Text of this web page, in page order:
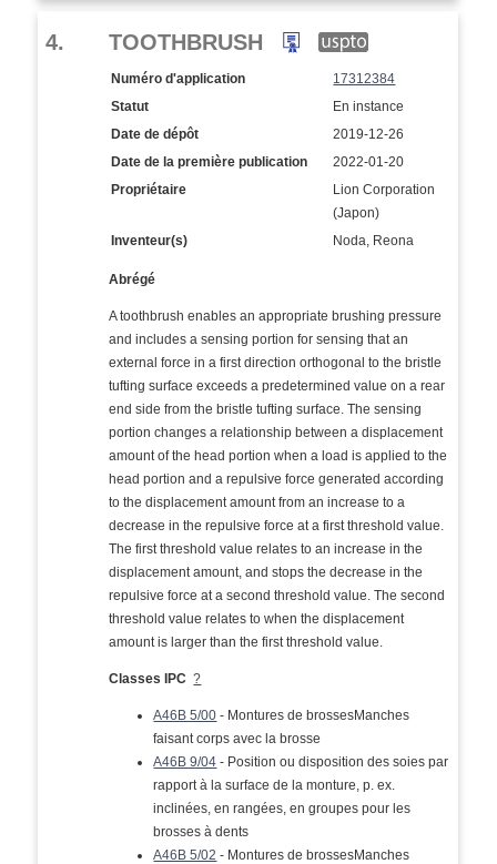
4. TOOTHBRUSH
Numéro d'application
17312384
Statut
En instance
Date de dépôt
2019-12-26
Date de la première publication
2022-01-20
Propriétaire
Lion Corporation
(Japon)
Inventeur(s)
Noda, Reona
Abrégé
A toothbrush enables an appropriate brushing pressure
and includes a sensing portion for sensing that an
external force in a first direction orthogonal to the bristle
tufting surface exceeds a predetermined value on a rear
end side from the bristle tufting surface. The sensing
portion changes a relationship between a displacement
amount of the head portion when a load is applied to the
head portion and a repulsive force generated according
to the displacement amount from an increase to a
decrease in the repulsive force at a first threshold value.
The first threshold value relates to an increase in the
displacement amount, and stops the decrease in the
repulsive force at a second threshold value. The second
threshold value relates to when the displacement
amount is larger than the first threshold value.
Classes IPC ?
A46B 5/00 - Montures de brossesManches
faisant corps avec la brosse
A46B 9/04 - Position ou disposition des soies par
rapport à la surface de la monture, p. ex.
inclinées, en rangées, en groupes pour les
brosses à dents
A46B 5/02 - Montures de brossesManches